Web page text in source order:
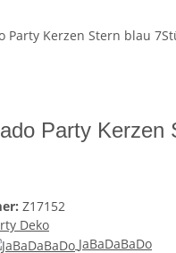
Party Kerzen
Z17152
Deko
JaBaDaBaDo